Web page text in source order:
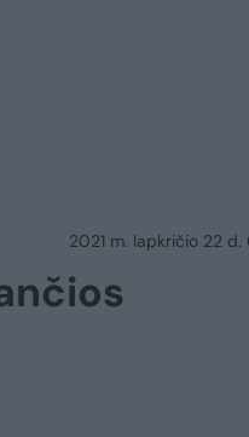
2021 m. lapkričio 22 d.